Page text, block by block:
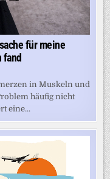
für meine
fand
in Muskeln und
häufig nicht
eine...